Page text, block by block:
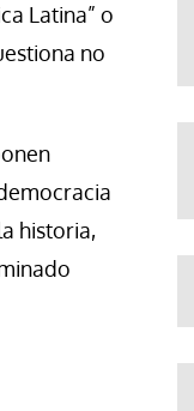
Latina” o
no
historia,